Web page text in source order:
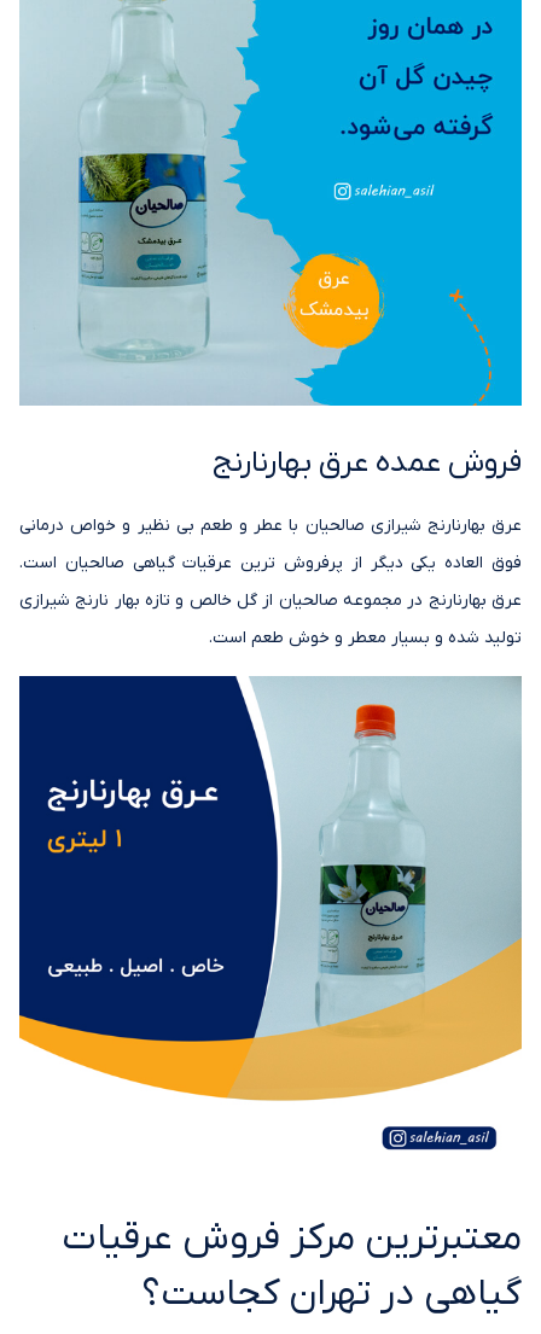
فروش عمده عرق بهارنارنج
عرق بهارنارنج شیرازی صالحیان با عطر و طعم بی نظیر و خواص درمانی
فوق العاده یکی دیگر از پرفروش ترین عرقیات گیاهی صالحیان است.
عرق بهارنارنج در مجموعه صالحیان از گل خالص و تازه بهار نارنج شیرازی
تولید شده و بسیار معطر و خوش طعم است.
معتبرترین مرکز فروش عرقیات
گیاهی در تهران کجاست؟